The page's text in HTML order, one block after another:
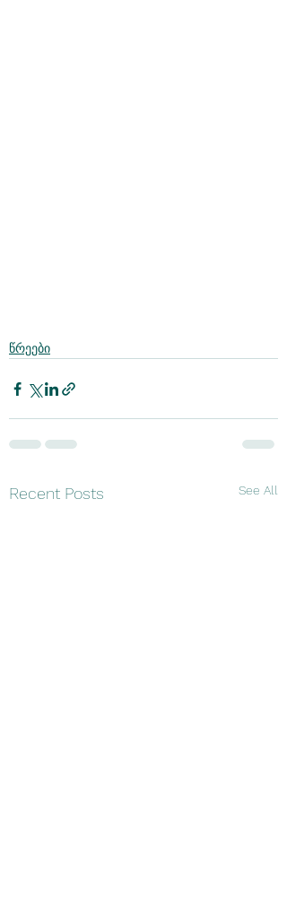
წრეები
Recent Posts See All